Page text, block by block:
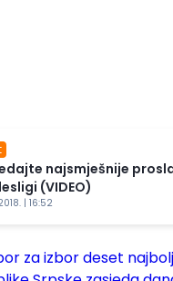
najsmješnije
(VIDEO)
| 16:52